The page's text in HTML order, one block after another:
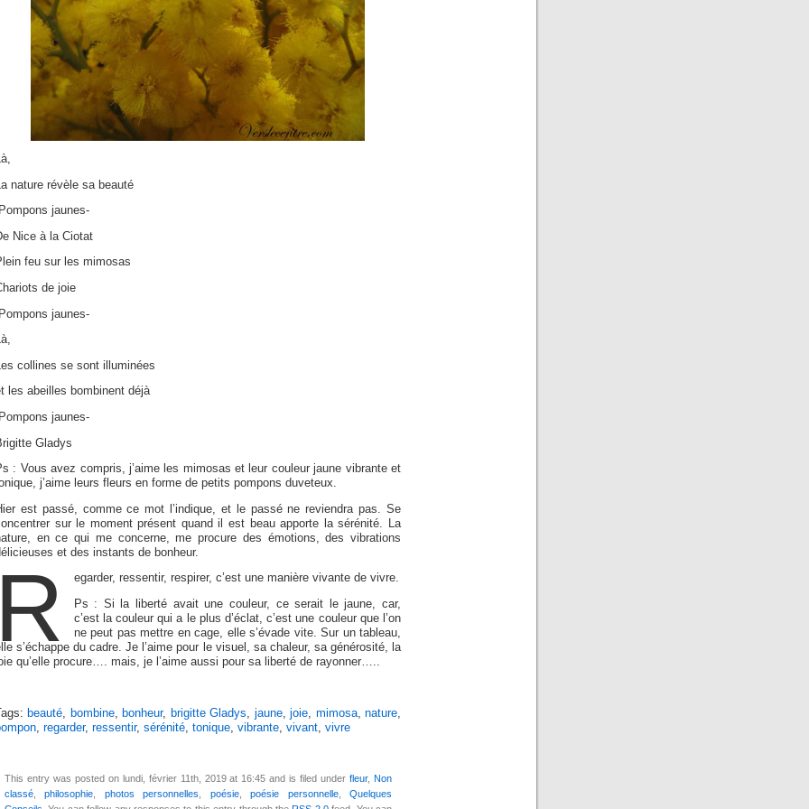
La nature révèle sa beauté
jaunes-
Nice à la Ciotat
feu sur les mimosas
de joie
jaunes-
collines se sont illuminées
les abeilles bombinent déjà
jaunes-
Gladys
: Vous avez compris, j’aime les mimosas et leur couleur jaune vibrante et
j’aime leurs fleurs en forme de petits pompons duveteux.
est passé, comme ce mot l’indique, et le passé ne reviendra pas. Se
sur le moment présent quand il est beau apporte la sérénité. La
en ce qui me concerne, me procure des émotions, des vibrations
et des instants de bonheur.
R egarder, ressentir, respirer, c’est une manière vivante de vivre.
Ps : Si la liberté avait une couleur, ce serait le jaune, car,
c’est la couleur qui a le plus d’éclat, c’est une couleur que l’on
ne peut pas mettre en cage, elle s’évade vite. Sur un tableau,
s’échappe du cadre. Je l’aime pour le visuel, sa chaleur, sa générosité, la
qu’elle procure…. mais, je l’aime aussi pour sa liberté de rayonner…..
Tags: beauté, bombine, bonheur, brigitte Gladys, jaune,joie, mimosa,nature,
, regarder, ressentir, sérénité, tonique, vibrante, vivant, vivre
This entry was posted on lundi, février 11th, 2019 at 16:45 and is filed underfleur, Non
classé ,philosophie photos personnelles poésie,poésie personnelle,Quelques